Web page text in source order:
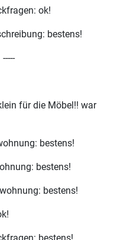
ok!
bestens!
-----
für die Möbel!! war
bestens!
bestens!
bestens!